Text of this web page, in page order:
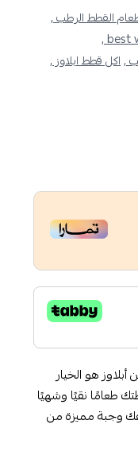
القطط الرطب ,
best
,اكل قطط ابلاوز ,
هو الخيار
طعامًا نقيًا وشهيًا
وجبة مميزة من